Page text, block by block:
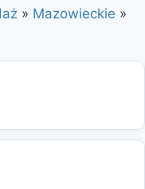
» Mazowieckie »